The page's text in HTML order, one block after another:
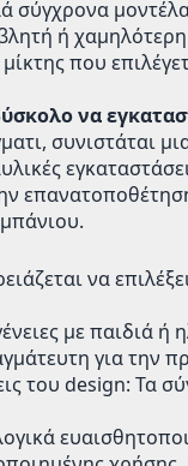
σύγχρονα
ή
μίκτης που
να
συνιστάται
να
με παιδιά ή
για την
του design: Τα